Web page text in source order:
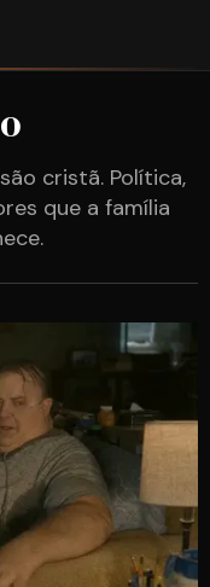
cristã. Política,
que a família